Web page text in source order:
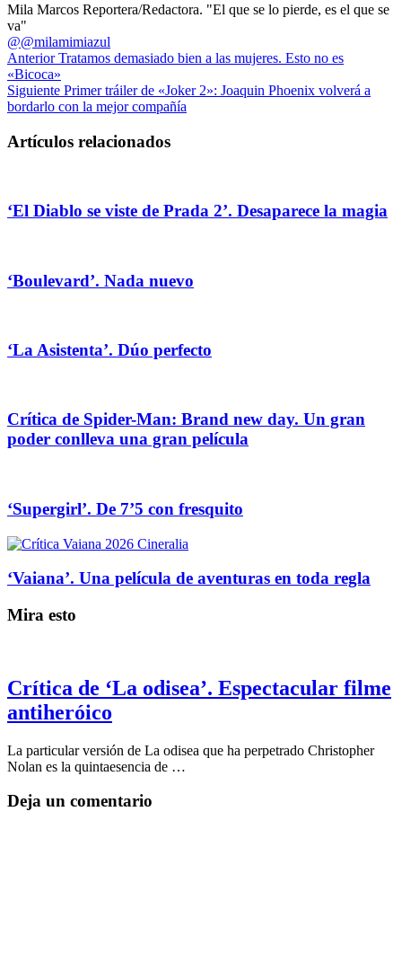
Mila Marcos Reportera/Redactora. "El que se lo pierde, es el que se
va"
@@milamimiazul
AnteriorTratamos demasiado bien a las mujeres. Esto no es
«Bicoca»
Siguiente Primer tráiler de «Joker 2»: Joaquin Phoenix volverá a
bordarlo con la mejor compañía
Artículos relacionados
‘El Diablo se viste de Prada 2’. Desaparece la magia
‘Boulevard’. Nada nuevo
‘La Asistenta’. Dúo perfecto
Crítica de Spider-Man: Brand new day. Un gran
poder conlleva una gran película
‘Supergirl’. De 7’5 con fresquito
‘Vaiana’. Una película de aventuras en toda regla
Mira esto
Crítica de ‘La odisea’. Espectacular filme
antiheróico
La particular versión de La odisea que ha perpetrado Christopher
Nolan es la quintaesencia de …
Deja un comentario